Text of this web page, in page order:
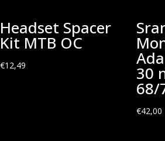
Headset Spacer
Kit MTB OC
€12,49 30
68/
€42,00